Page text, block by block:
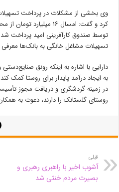
وی بخشی از مشکلات در پرداخت
تسهیلات مشاغل خانگی به بانک‌ها معرفی
دارایی با اشاره به اینکه رونق
به ایجاد درآمد پایدار برای روستا کمک
در زمینه گردشگری و دریافت مجوز
روستایگلستانک را دارند، دعوت به
قبلی
آشوب اخیر با راهبری رهبری و
بصیرت مردم خنثی شد